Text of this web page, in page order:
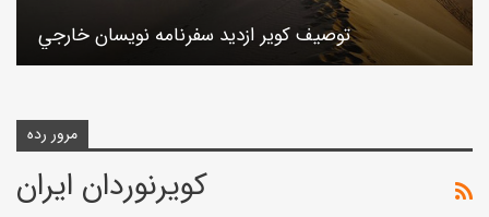
توصيف كوير ازديد سفرنامه نويسان خارجي
مرور رده
کویرنوردان ایران